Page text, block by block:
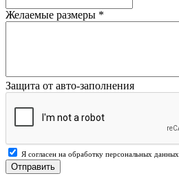
Желаемые размеры *
Защита от авто-заполнения
Я согласен на обработку персональных данных
Отправить